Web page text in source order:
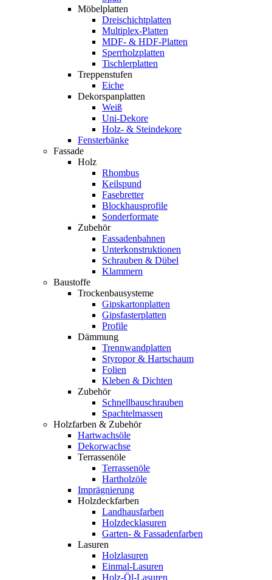
Möbelplatten
Dreischichtplatten
Multiplex-Platten
MDF- & HDF-Platten
Sperrholzplatten
Tischlerplatten
Treppenstufen
Eiche
Dekorspanplatten
Weiß
Uni-Dekore
Holz- & Steindekore
Fensterbänke
Fassade
Holz
Rhombus
Keilspund
Fasebretter
Blockhausprofile
Sonderformate
Zubehör
Fassadenbahnen
Unterkonstruktionen
Schrauben & Dübel
Klammern
Baustoffe
Trockenbausysteme
Gipskartonplatten
Gipsfasterplatten
Profile
Dämmung
Trennwandplatten
Styropor & Hartschaum
Folien
Kleben & Dichten
Zubehör
Schnellbauschrauben
Spachtelmassen
Holzfarben & Zubehör
Hartwachsöle
Dekorwachse
Terrassenöle
Terrassenöle
Hartholzöle
Imprägnierung
Holzdeckfarben
Landhausfarben
Holzdecklasuren
Garten- & Fassadenfarben
Lasuren
Holzlasuren
Einmal-Lasuren
Holz-Öl-Lasuren